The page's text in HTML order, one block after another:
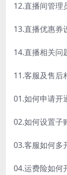
12.直播间管理
13.直播优惠券
14.直播相关问
11.客服及售后
01.如何申请开
02.如何设置子
03.客服如何多
04.运费险如何